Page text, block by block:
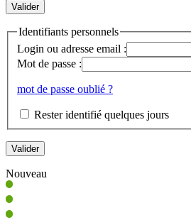
Identifiants personnels
Login ou adresse email :
Mot de passe :
mot de passe oublié ?
Rester identifié quelques jours
Nouveau